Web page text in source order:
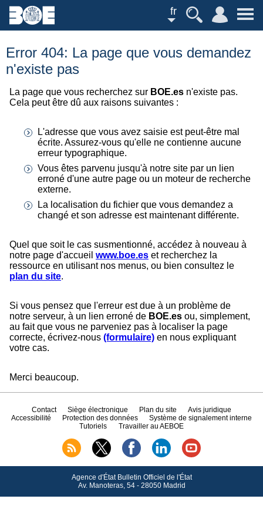
fr
Error 404: La page que vous demandez
n'existe pas
La page que vous recherchez sur BOE.es n'existe pas.
Cela peut être dû aux raisons suivantes :
L'adresse que vous avez saisie est peut-être mal
écrite. Assurez-vous qu'elle ne contienne aucune
erreur typographique.
Vous êtes parvenu jusqu'à notre site par un lien
erroné d'une autre page ou un moteur de recherche
externe.
La localisation du fichier que vous demandez a
changé et son adresse est maintenant différente.
Quel que soit le cas susmentionné, accédez à nouveau à
notre page d'accueil www.boe.es et recherchez la
ressource en utilisant nos menus, ou bien consultez le
plan du site.
Si vous pensez que l'erreur est due à un problème de
notre serveur, à un lien erroné de BOE.es ou, simplement,
au fait que vous ne parveniez pas à localiser la page
correcte, écrivez-nous (formulaire) en nous expliquant
votre cas.
Merci beaucoup.
Contact Siège électronique Plan du site
Avis juridique
Accessibilité
Protection des données
Système de signalement interne
Tutoriels
Travailler au AEBOE
Agence d'État Bulletin Officiel de l'État
Av.Manoteras, 54 - 28050 Madrid